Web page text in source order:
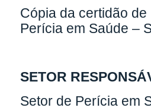
Cópia da certidão
Perícia em Saúde –
SETOR
Setor de Perícia em